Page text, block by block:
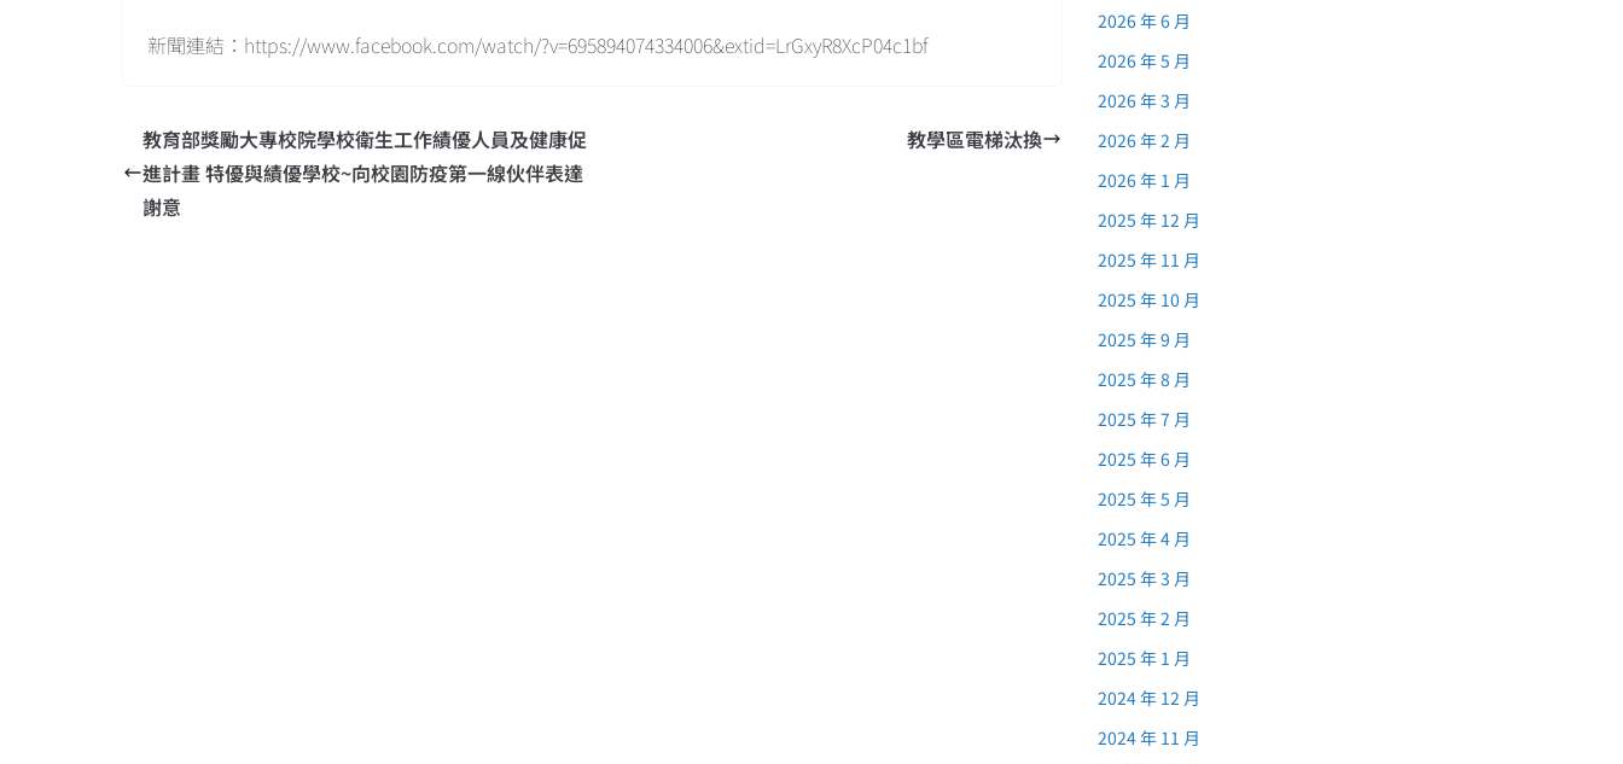
新聞連結：https://www.facebook.com/watch/?v=695894074334006&extid=LrGxyR8XcP04c1bf
教育部獎勵大專校院學校衛生工作績優人員及健康促
進計畫 特優與績優學校~向校園防疫第一線伙伴表達
謝意
教學區電梯汰換
2026 年 6 月
2026 年 5 月
2026 年 3 月
2026 年 2 月
2026 年 1 月
2025 年 12 月
2025 年 11 月
2025 年 10 月
2025 年 9 月
2025 年 8 月
2025 年 7 月
2025 年 6 月
2025 年 5 月
2025 年 4 月
2025 年 3 月
2025 年 2 月
2025 年 1 月
2024 年 12 月
2024 年 11 月